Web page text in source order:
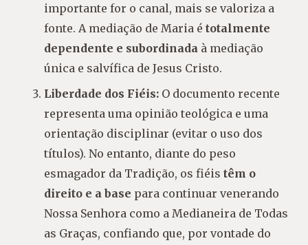
importante for o canal, mais se valoriza a
fonte. A mediação de Maria é totalmente
dependente e subordinada à mediação
única e salvífica de Jesus Cristo.
Liberdade dos Fiéis: O documento recente
representa uma opinião teológica e uma
orientação disciplinar (evitar o uso dos
títulos). No entanto, diante do peso
esmagador da Tradição, os fiéis têm o
direito e a base para continuar venerando
Nossa Senhora como a Medianeira de Todas
as Graças, confiando que, por vontade do